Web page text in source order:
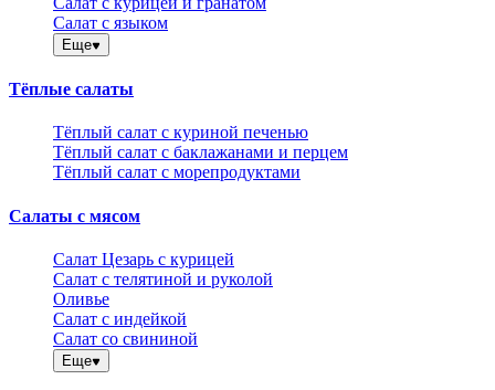
Салат с языком
Еще
Тёплые салаты
Тёплый салат с куриной печенью
Тёплый салат с баклажанами и перцем
Тёплый салат с морепродуктами
Салаты с мясом
Салат Цезарь с курицей
Салат с телятиной и руколой
Оливье
Салат с индейкой
Салат со свининой
Еще